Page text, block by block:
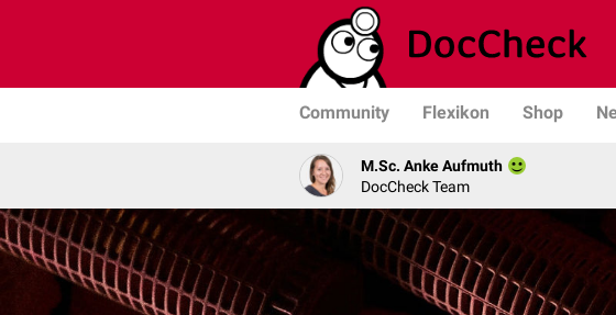
Community Flexikon Shop
M.Sc. Anke Aufmuth
DocCheck Team